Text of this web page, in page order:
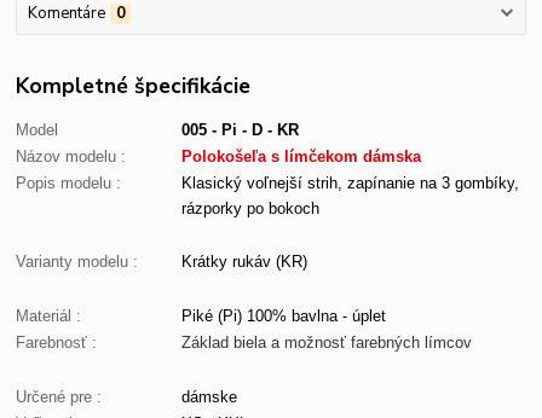
Komentáre 0
Kompletné špecifikácie
Model
005 - Pi - D - KR
Názov modelu :
Polokošeľa s límčekom dámska
Popis modelu :
Klasický voľnejší strih, zapínanie na 3 gombíky,
rázporky po bokoch
Varianty modelu : Krátky rukáv (KR)
Materiál :
Piké (Pi) 100% bavlna - úplet
Farebnosť :
Základ biela a možnosť farebných límcov
Určené pre :
dámske